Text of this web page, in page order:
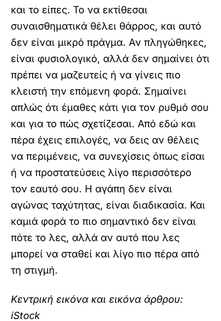
και το είπες. Το να εκτίθεσαι
συναισθηματικά θέλει θάρρος, και αυτό
δεν είναι μικρό πράγμα. Αν πληγώθηκες,
είναι φυσιολογικό, αλλά δεν σημαίνει ότι
πρέπει να μαζευτείς ή να γίνεις πιο
κλειστή την επόμενη φορά. Σημαίνει
απλώς ότι έμαθες κάτι για τον ρυθμό σου
και για το πώς σχετίζεσαι. Από εδώ και
πέρα έχεις επιλογές, να δεις αν θέλεις
να περιμένεις, να συνεχίσεις όπως είσαι
ή να προστατεύσεις λίγο περισσότερο
τον εαυτό σου. Η αγάπη δεν είναι
αγώνας ταχύτητας, είναι διαδικασία. Και
καμιά φορά το πιο σημαντικό δεν είναι
πότε το λες, αλλά αν αυτό που λες
μπορεί να σταθεί και λίγο πιο πέρα από
τη στιγμή.
Κεντρική εικόνα και εικόνα άρθρου:
iStock